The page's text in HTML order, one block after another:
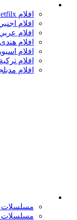
افلام Netfilx
افلام
افلام
افلام هندى
افلام
افلام تركية
افلام
مسلسلات
مسلسلات